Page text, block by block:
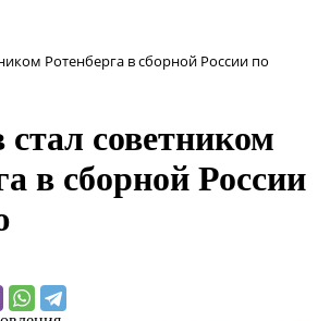
Ротенберга в сборной России по
советником
в сборной России